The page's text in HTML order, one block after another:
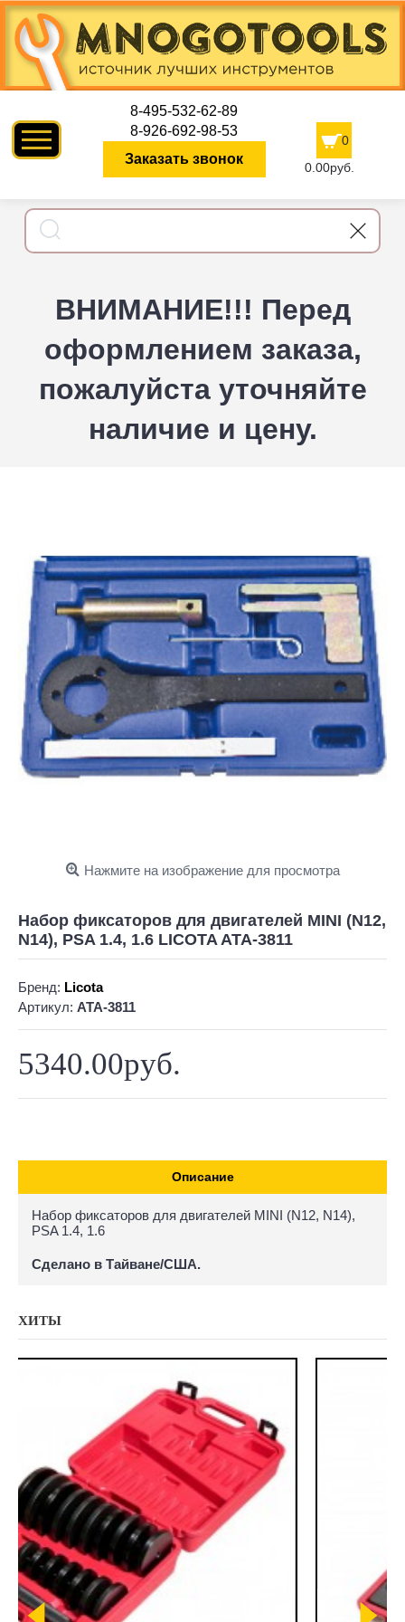
8-495-532-62-89
8-926-692-98-53
Заказать звонок
0
0.00руб.
ВНИМАНИЕ!!! Перед
оформлением заказа,
пожалуйста уточняйте
наличие и цену.
Нажмите на изображение для просмотра
Набор фиксаторов для двигателей MINI (N12,
N14), PSA 1.4, 1.6 LICOTA ATA-3811
Бренд: Licota
Артикул: ATA-3811
5340.00руб.
Описание
Набор фиксаторов для двигателей MINI (N12, N14),
PSA 1.4, 1.6
Сделано в Тайване/США.
ХИТЫ